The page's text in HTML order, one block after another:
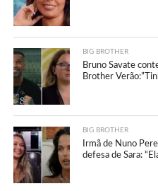
BIG BROTHER
Bruno Savate
Brother
BIG BROTHER
Irmã de Nuno
defesa de Sara: